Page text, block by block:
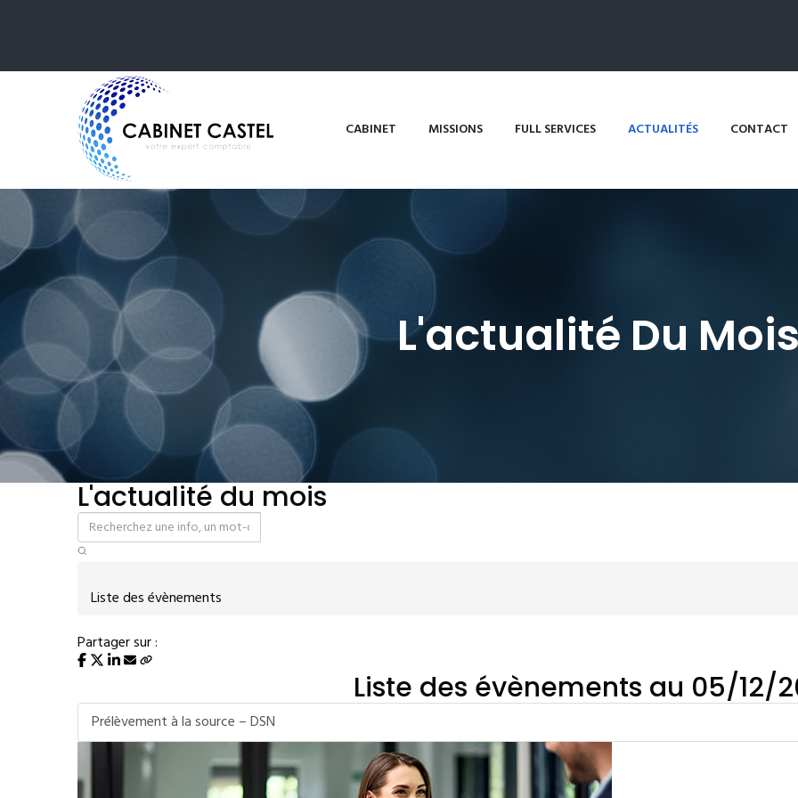
CABINET MISSIONS FULL SERVICES ACTUALITÉS CONTACT
L'actualité Du
L'actualité du mois
Liste des évènements
Partager sur :
Liste des évènements au 05/12/
Prélèvement à la source – DSN